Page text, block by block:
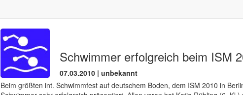
Schwimmer erfolgreich beim ISM
07.03.2010 | unbekannt
Beim größten int. Schwimmfest auf deutschem Boden, dem ISM 2010 in